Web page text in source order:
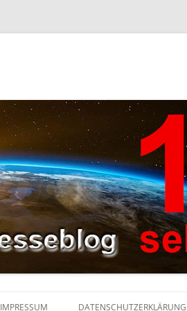
IMPRESSUM DATENSCHUTZERKLÄRUNG